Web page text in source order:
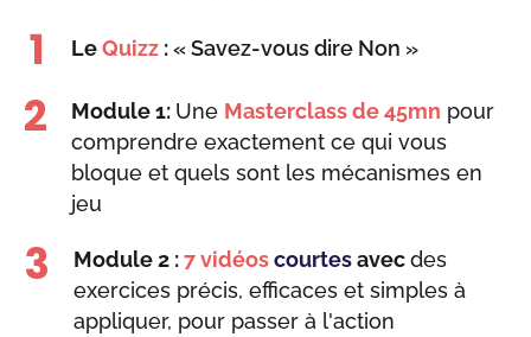
1 LeQuizz :« Savez-vous dire Non »
2 Module 1: Une Masterclass de 45mn pour
comprendre exactement ce qui vous
bloque et quels sont les mécanismes en
jeu
3 Module 2 :7 vidéoscourtesavecdes
exercices précis, efficaces et simples à
appliquer, pour passer à l'action